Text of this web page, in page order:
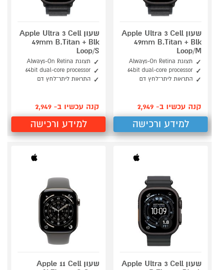
שעון Apple Ultra 3 Cell
49mm B.Titan + Blk
Loop/M
תצוגת Always-On Retina
64bit dual-core processor
התראות ליתר־לחץ דם
קנה עכשיו ב- 2,949
למידע ורכישה
שעון Apple Ultra 3 Cell
49mm B.Titan + Blk
Loop/S
תצוגת Always-On Retina
64bit dual-core processor
התראות ליתר־לחץ דם
קנה עכשיו ב- 2,949
למידע ורכישה
שעון Apple Ultra 3 Cell
שעון Apple 11 Cell